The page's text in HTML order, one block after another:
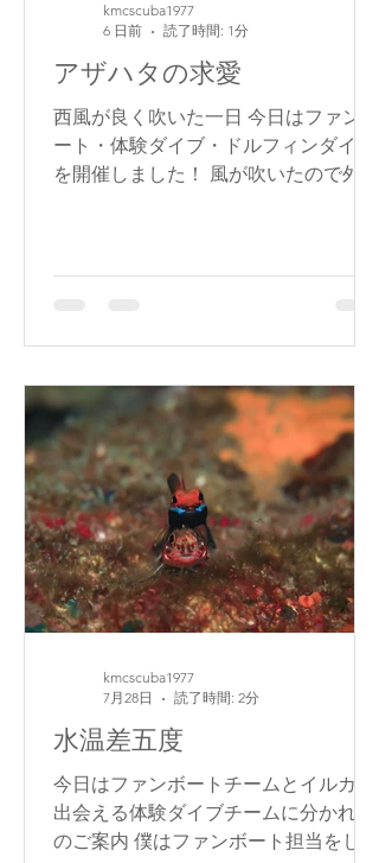
危惧に選定されている ・シジミハゼの
回が初記録である ・今回の発見が、串
本沿岸で本種が再生産している可能性
を示す知見であるとのことで、論文に
掲載していただけることになった シジ
ミハゼと卵 思いのほか珍しい生物で正
アザハタの求愛
西風が良く吹いた一日 今日はファンボ
ート・体験ダイブ・ドルフィンダイブ
を開催しました！ 風が吹いたので外洋
いただきますね～ 透明度20m 水温28
ゲスト様から頂いた写真です 雄が雌の
お腹を突き上げるような行動をとって
いました きっと求愛・産卵誘導行動で
はないかと思います 雌の腹部が真っ白
に変色してます 婚姻色・興奮色ではな
いかな？ ダイバーが近づいても、こん
な感じで行動は激しくなっていきまし
た ハタの仲間は日没前後の産卵 今日
するのかな？ 明日は久しぶりにガイド
ショップ様だけご案内です ではまた～
https://www.kmcscuba1977.com/
kmcscuba1977
6 日前
読了時間: 1分
水温差五度
今日はファンボートチームとイルカと
出会える体験ダイブチームに分かれて
のご案内 僕はファンボート担当をしな
kmcscuba1977
7月28日
読了時間: 2分